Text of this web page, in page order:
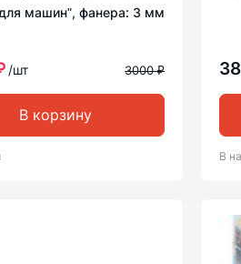
машинʺ, фанера: 3 мм
/шт 3000 ₽
В корзину
В